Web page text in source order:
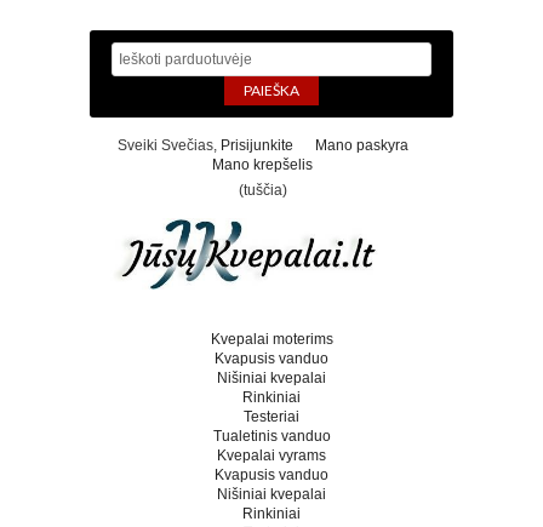
Sveiki Svečias, Prisijunkite
Mano paskyra
Mano krepšelis
(tuščia)
Kvepalai moterims
Kvapusis vanduo
Nišiniai kvepalai
Rinkiniai
Testeriai
Tualetinis vanduo
Kvepalai vyrams
Kvapusis vanduo
Nišiniai kvepalai
Rinkiniai